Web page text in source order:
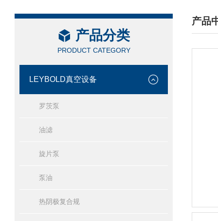
产品分类
PRODUCT CATEGORY
LEYBOLD真空设备
罗茨泵
油滤
旋片泵
泵油
热阴极复合规
产品
/